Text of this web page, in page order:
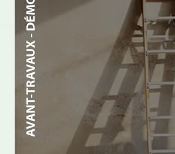
AVANT-TRAVAUX - DÉMOLITION